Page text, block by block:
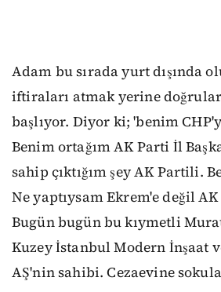
Adam bu sırada yurt dışında
iftiraları atmak yerine
başlıyor. Diyor ki; 'benim
Benim ortağım AK Parti İl
sahip çıktığım şey AK Partili.
Ne yaptıysam Ekrem'e değil
Bugün bugün bu kıymetli
Kuzey İstanbul Modern İnşaat
AŞ'nin sahibi. Cezaevine